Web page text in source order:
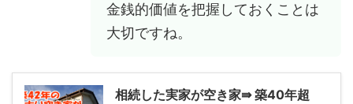
金銭的価値を把握しておくことは
大切ですね。
相続した実家が空き家⇛ 築40年超